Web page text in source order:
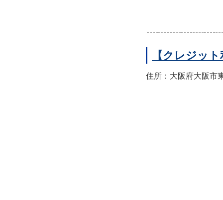
【クレジッ
住所：大阪府大阪市